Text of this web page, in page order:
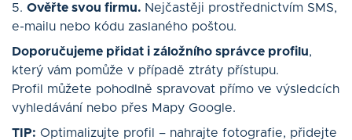
5. Ověřte svou firmu. Nejčastěji prostřednictvím SMS,
e-mailu nebo kódu zaslaného poštou.
Doporučujeme přidat i záložního správce profilu,
který vám pomůže v případě ztráty přístupu.
Profil můžete pohodlně spravovat přímo ve výsledcích
vyhledávání nebo přes Mapy Google.
TIP: Optimalizujte profil – nahrajte fotografie, přidejte